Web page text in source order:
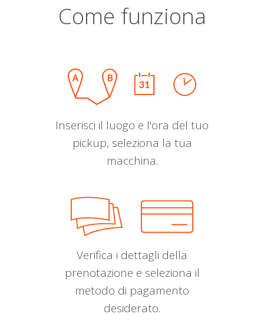
Come funziona
Inserisci il luogo e l'ora del tuo
pickup, seleziona la tua
macchina.
Verifica i dettagli della
prenotazione e seleziona il
metodo di pagamento
desiderato.